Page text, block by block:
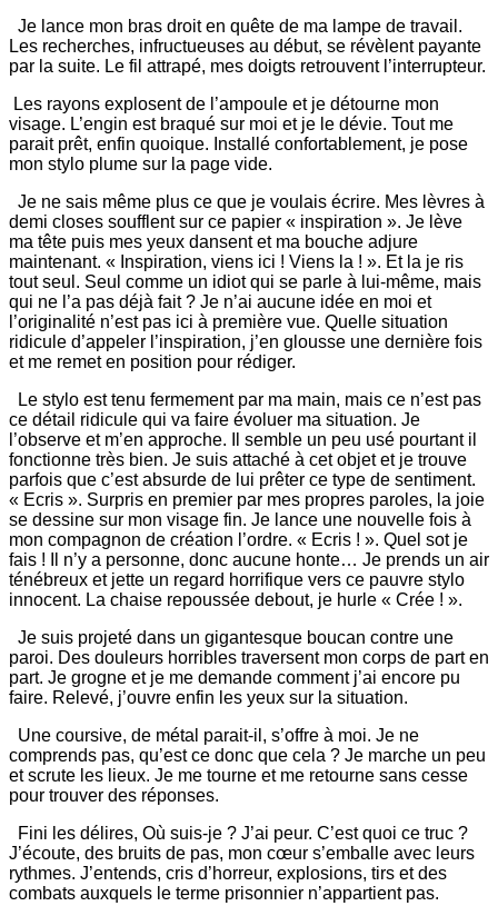
Je lance mon bras droit en quête de ma lampe de travail.
Les recherches, infructueuses au début, se révèlent payante
par la suite. Le fil attrapé, mes doigts retrouvent l’interrupteur.
Les rayons explosent de l’ampoule et je détourne mon
visage. L’engin est braqué sur moi et je le dévie. Tout me
parait prêt, enfin quoique. Installé confortablement, je pose
mon stylo plume sur la page vide.
Je ne sais même plus ce que je voulais écrire. Mes lèvres à
demi closes soufflent sur ce papier « inspiration ». Je lève
ma tête puis mes yeux dansent et ma bouche adjure
maintenant. « Inspiration, viens ici ! Viens la ! ». Et la je ris
tout seul. Seul comme un idiot qui se parle à lui-même, mais
qui ne l’a pas déjà fait ? Je n’ai aucune idée en moi et
l’originalité n’est pas ici à première vue. Quelle situation
ridicule d’appeler l’inspiration, j’en glousse une dernière fois
et me remet en position pour rédiger.
Le stylo est tenu fermement par ma main, mais ce n’est pas
ce détail ridicule qui va faire évoluer ma situation. Je
l’observe et m’en approche. Il semble un peu usé pourtant il
fonctionne très bien. Je suis attaché à cet objet et je trouve
parfois que c’est absurde de lui prêter ce type de sentiment.
« Ecris ». Surpris en premier par mes propres paroles, la joie
se dessine sur mon visage fin. Je lance une nouvelle fois à
mon compagnon de création l’ordre. « Ecris ! ». Quel sot je
fais ! Il n’y a personne, donc aucune honte… Je prends un air
ténébreux et jette un regard horrifique vers ce pauvre stylo
innocent. La chaise repoussée debout, je hurle « Crée ! ».
Je suis projeté dans un gigantesque boucan contre une
paroi. Des douleurs horribles traversent mon corps de part en
part. Je grogne et je me demande comment j’ai encore pu
faire. Relevé, j’ouvre enfin les yeux sur la situation.
Une coursive, de métal parait-il, s’offre à moi. Je ne
comprends pas, qu’est ce donc que cela ? Je marche un peu
et scrute les lieux. Je me tourne et me retourne sans cesse
pour trouver des réponses.
Fini les délires, Où suis-je ? J’ai peur. C’est quoi ce truc ?
J’écoute, des bruits de pas, mon cœur s’emballe avec leurs
rythmes. J’entends, cris d’horreur, explosions, tirs et des
combats auxquels le terme prisonnier n’appartient pas.